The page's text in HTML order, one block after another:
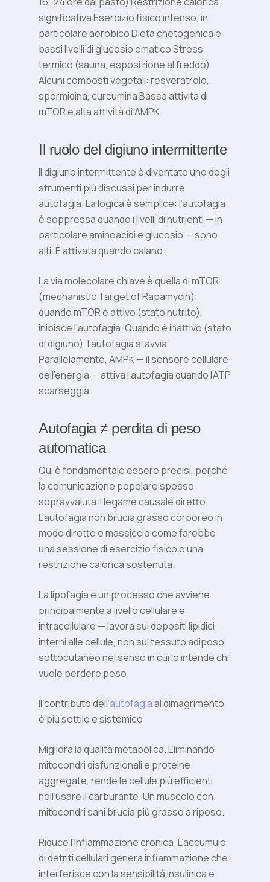
significativa Esercizio fisico intenso, in
particolare aerobico Dieta chetogenica e
bassi livelli di glucosio ematico Stress
termico (sauna, esposizione al freddo)
Alcuni composti vegetali: resveratrolo,
spermidina, curcumina Bassa attività di
mTOR e alta attività di AMPK
Il ruolo del digiuno intermittente
Il digiuno intermittente è diventato uno degli
strumenti più discussi per indurre
autofagia. La logica è semplice: l’autofagia
è soppressa quando i livelli di nutrienti — in
particolare aminoacidi e glucosio — sono
alti. È attivata quando calano.
La via molecolare chiave è quella di mTOR
(mechanistic Target of Rapamycin):
quando mTOR è attivo (stato nutrito),
inibisce l’autofagia. Quando è inattivo (stato
di digiuno), l’autofagia si avvia.
Parallelamente, AMPK — il sensore cellulare
dell’energia — attiva l’autofagia quando l’ATP
scarseggia.
Autofagia ≠ perdita di peso
automatica
Qui è fondamentale essere precisi, perché
la comunicazione popolare spesso
sopravvaluta il legame causale diretto.
L’autofagia non brucia grasso corporeo in
modo diretto e massiccio come farebbe
una sessione di esercizio fisico o una
restrizione calorica sostenuta.
La lipofagia è un processo che avviene
principalmente a livello cellulare e
intracellulare — lavora sui depositi lipidici
interni alle cellule, non sul tessuto adiposo
sottocutaneo nel senso in cui lo intende chi
vuole perdere peso.
Il contributo dell’autofagiaal dimagrimento
è più sottile e sistemico:
Migliora la qualità metabolica. Eliminando
mitocondri disfunzionali e proteine
aggregate, rende le cellule più efficienti
nell’usare il carburante. Un muscolo con
mitocondri sani brucia più grasso a riposo.
Riduce l’infiammazione cronica. L’accumulo
di detriti cellulari genera infiammazione che
interferisce con la sensibilità insulinica e